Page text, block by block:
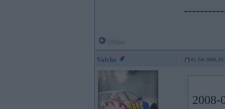
Valcha 05. Feb 2008,
2008-